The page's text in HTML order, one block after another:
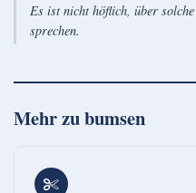
Es ist nicht höflich, über
sprechen.
Mehr zubumsen